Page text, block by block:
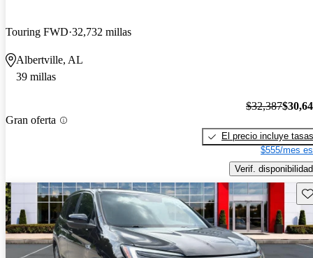
Touring FWD 32,732 millas
Albertville, AL
39 millas
Gran oferta
$32,387
El precio incluye tasas
$555/mes
Verif. disponibilidad